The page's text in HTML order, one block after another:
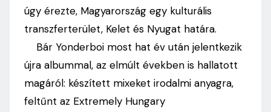
úgy érezte, Magyarország egy kulturális
transzferterület, Kelet és Nyugat határa.
Bár Yonderboi most hat év után jelentkezik
újra albummal, az elmúlt években is hallatott
magáról: készített mixeket irodalmi anyagra,
feltűnt az Extremely Hungary